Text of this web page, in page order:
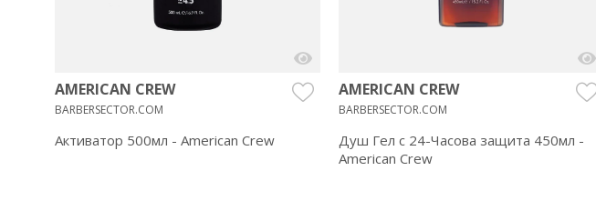
AMERICAN CREW
BARBERSECTOR.COM
Активатор 500мл - American Crew
AMERICAN CREW
BARBERSECTOR.COM
Душ Гел с 24-Часова защита 450мл -
American Crew